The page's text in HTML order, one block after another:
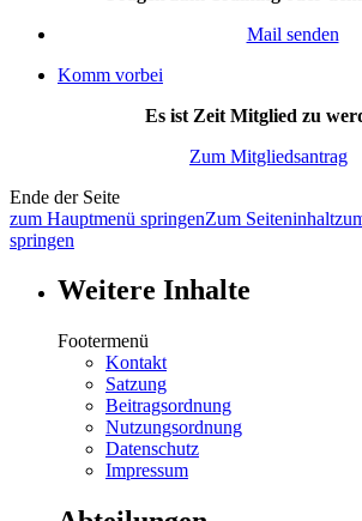
Mail senden
Komm vorbei
Es ist Zeit Mitglied zu
Zum Mitgliedsantrag
Ende der Seite
zum Hauptmenü springenZum Seiteninhalt
springen
Weitere Inhalte
Footermenü
Kontakt
Satzung
Beitragsordnung
Nutzungsordnung
Datenschutz
Impressum